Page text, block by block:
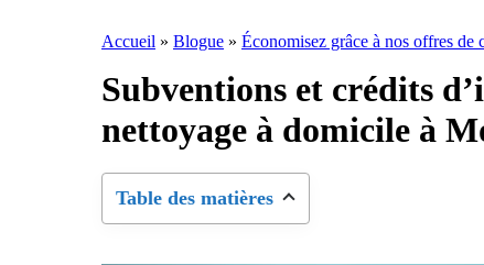
Accueil » Blogue » Économisez grâce à nos offres de
Subventions et crédits
nettoyage à domicile à
Table des matières